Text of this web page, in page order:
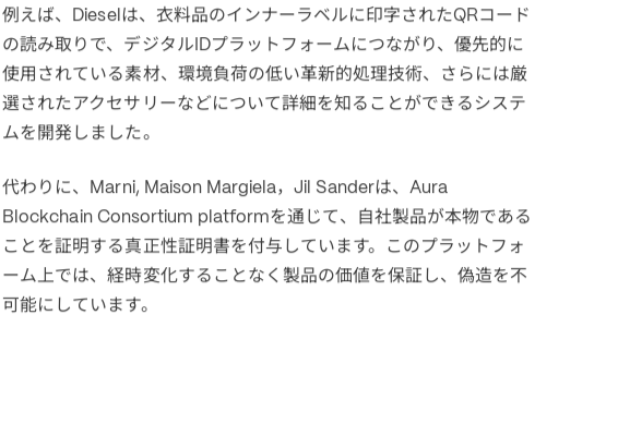
例えば、 Dieselは、衣料品のインナーラベルに印字されたQRコード
の読み取りで、デジタルIDプラットフォームにつながり、優先的に
使用されている素材、環境負荷の低い革新的処理技術、さらには厳
選されたアクセサリーなどについて詳細を知ることができるシステ
ムを開発しました。
代わりに、 Marni, Maison Margiela，Jil Sanderは、 Aura
Blockchain Consortium platformを通じて、自社製品が本物である
ことを証明する真正性証明書を付与しています。このプラットフォ
ーム上では、経時変化することなく製品の価値を保証し、偽造を不
可能にしています。